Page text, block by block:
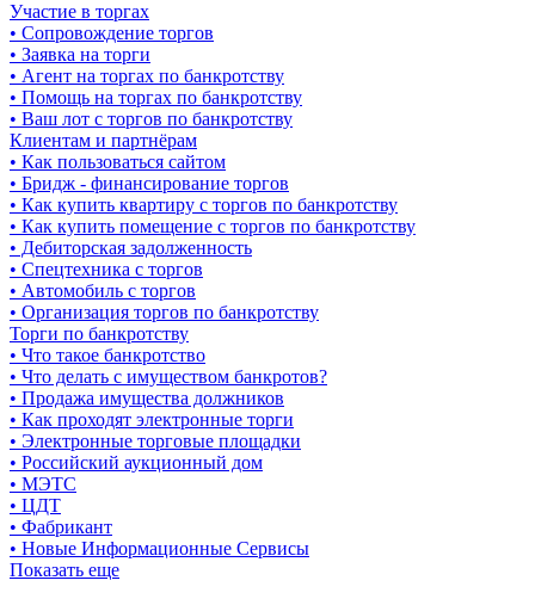
Участие в торгах
• Сопровождение торгов
• Заявка на торги
• Агент на торгах по банкротству
• Помощь на торгах по банкротству
• Ваш лот с торгов по банкротству
Клиентам и партнёрам
• Как пользоваться сайтом
• Бридж - финансирование торгов
• Как купить квартиру с торгов по банкротству
• Как купить помещение с торгов по банкротству
• Дебиторская задолженность
• Спецтехника с торгов
• Автомобиль с торгов
• Организация торгов по банкротству
Торги по банкротству
• Что такое банкротство
• Что делать с имуществом банкротов?
• Продажа имущества должников
• Как проходят электронные торги
• Электронные торговые площадки
• Российский аукционный дом
• МЭТС
• ЦДТ
• Фабрикант
• Новые Информационные Сервисы
Показать еще